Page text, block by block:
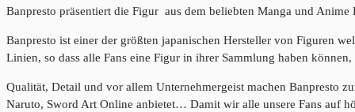
Banpresto präsentiert die Figur aus dem beliebten Manga und
Banpresto ist einer der größten japanischen Hersteller von Figuren
Linien, so dass alle Fans eine Figur in ihrer Sammlung haben
Qualität, Detail und vor allem Unternehmergeist machen Banpresto
Naruto, Sword Art Online anbietet… Damit wir alle unsere Fans auf